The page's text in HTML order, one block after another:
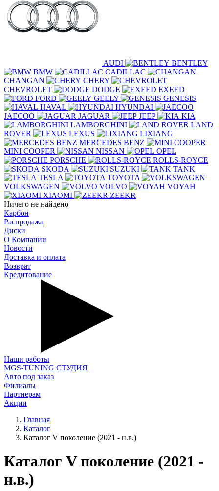
AUDI
BENTLEY
BMW
CADILLAC
CHANGAN
CHERY
CHEVROLET
DODGE
EXEED
FORD
GEELY
GENESIS
HAVAL
HYUNDAI
JAECOO
JAGUAR JEEP
KIA
LAMBORGHINI
LAND
ROVER
LEXUS
LIXIANG
MERCEDES BENZ
MINI COOPER
NISSAN
OPEL
PORSCHE
ROLLS-ROYCE
SKODA
SUZUKI
TANK
TESLA
TOYOTA
VOLKSWAGEN
VOLVO
VOYAH
XIAOMI
ZEEKR
Ничего не найдено
Карбон
Распродажа
Диски
О Компании
Новости
Доставка и оплата
Возврат
Кредитование
Наши работы
MGS-TUNING СТУДИЯ
Авто под заказ
Филиалы
Партнерам
Акции
Главная
Каталог
Каталог V поколение (2021 - н.в.)
Каталог V поколение (2021 -
н.в.)